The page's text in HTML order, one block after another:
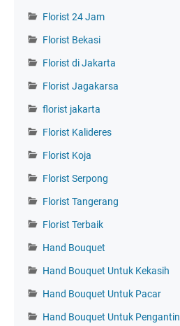
Florist 24 Jam
Florist Bekasi
Florist di Jakarta
Florist Jagakarsa
florist jakarta
Florist Kalideres
Florist Koja
Florist Serpong
Florist Tangerang
Florist Terbaik
Hand Bouquet
Hand Bouquet Untuk Kekasih
Hand Bouquet Untuk Pacar
Hand Bouquet Untuk Pengantin